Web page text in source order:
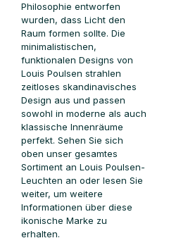
Philosophie entworfen
wurden, dass Licht den
Raum formen sollte. Die
minimalistischen,
funktionalen Designs von
Louis Poulsen strahlen
zeitloses skandinavisches
Design aus und passen
sowohl in moderne als auch
klassische Innenräume
perfekt. Sehen Sie sich
oben unser gesamtes
Sortiment an Louis Poulsen-
Leuchten an oder lesen Sie
weiter, um weitere
Informationen über diese
ikonische Marke zu
erhalten.